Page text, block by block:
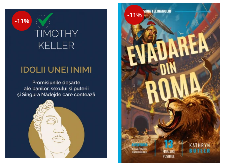
-11%
-11%